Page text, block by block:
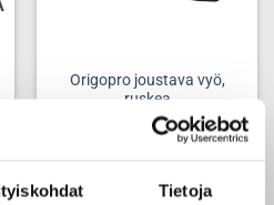
Tietoja
Origopro joustava vyö,
ruskea
9,68€